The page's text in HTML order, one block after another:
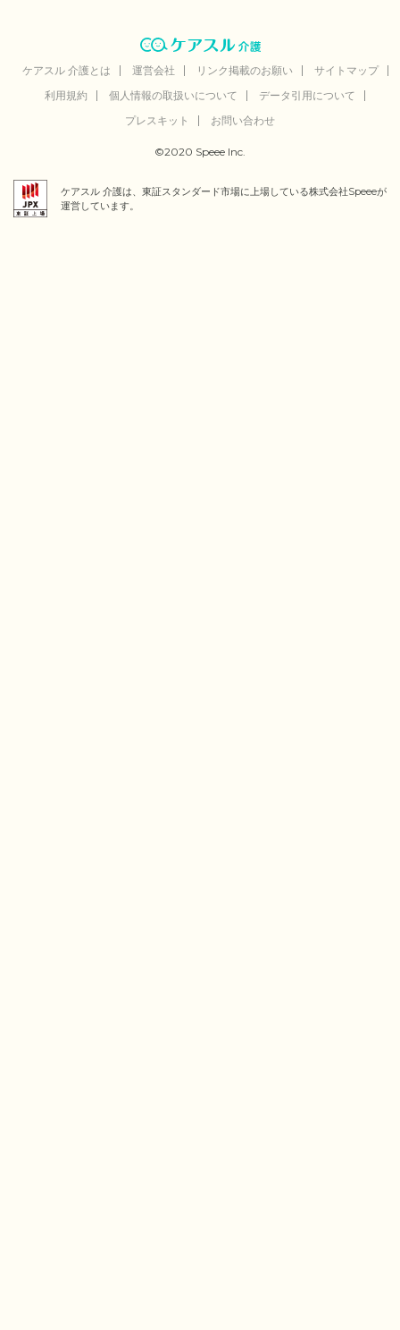
ケアスル 介護とは 運営会社 リンク掲載のお願い
サイトマップ
利用規約
個人情報の取扱いについて
データ引用について
プレスキット
お問い合わせ
©2020 Speee Inc.
ケアスル 介護は、東証スタンダード市場に上場している株式会社Speeeが
運営しています。